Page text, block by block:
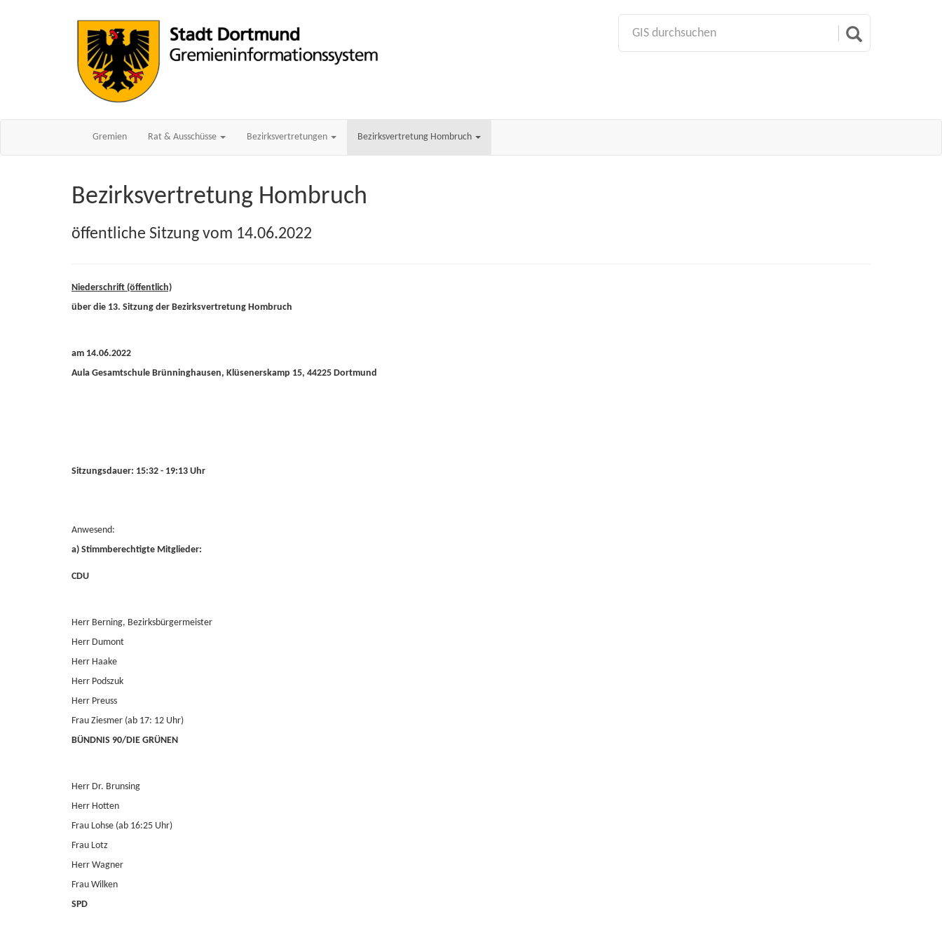
Gremien Rat & Ausschüsse Bezirksvertretungen Bezirksvertretung Hombruch
Bezirksvertretung Hombruch
öffentliche Sitzung vom 14.06.2022
Niederschrift (öffentlich)
über die 13. Sitzung der Bezirksvertretung Hombruch
am 14.06.2022
Aula Gesamtschule Brünninghausen, Klüsenerskamp 15, 44225 Dortmund
Sitzungsdauer: 15:32 - 19:13 Uhr
Anwesend:
a) Stimmberechtigte Mitglieder:
CDU
Herr Berning, Bezirksbürgermeister
Herr Dumont
Herr Haake
Herr Podszuk
Herr Preuss
Frau Ziesmer (ab 17: 12 Uhr)
BÜNDNIS 90/DIE GRÜNEN
Herr Dr. Brunsing
Herr Hotten
Frau Lohse (ab 16:25 Uhr)
Frau Lotz
Herr Wagner
Frau Wilken
SPD